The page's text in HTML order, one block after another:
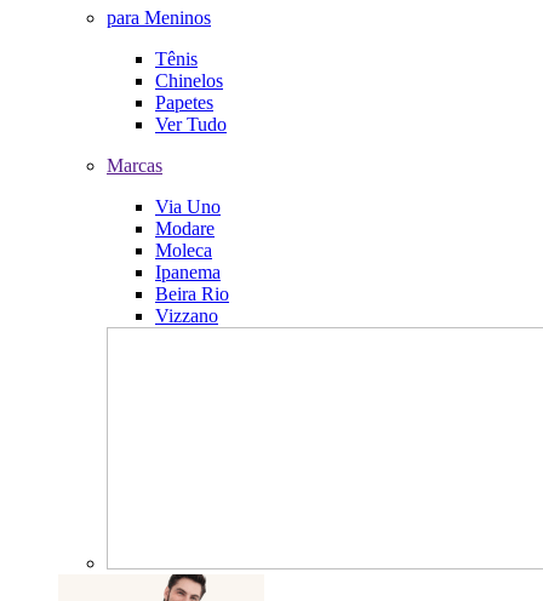
para Meninos
Tênis
Chinelos
Papetes
Ver Tudo
Marcas
Via Uno
Modare
Moleca
Ipanema
Beira Rio
Vizzano